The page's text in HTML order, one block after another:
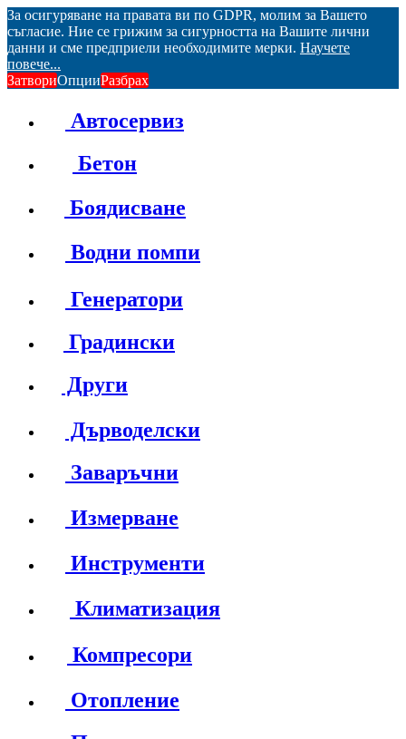
За осигуряване на правата ви по GDPR, молим за Вашето
съгласие. Ние се грижим за сигурността на Вашите лични
данни и сме предприели необходимите мерки. Научете
повече...
ЗатвориОпцииРазбрах
Автосервиз
Бетон
Боядисване
Водни помпи
Генератори
Градински
Други
Дърводелски
Заваръчни
Измерване
Инструменти
Климатизация
Компресори
Отопление